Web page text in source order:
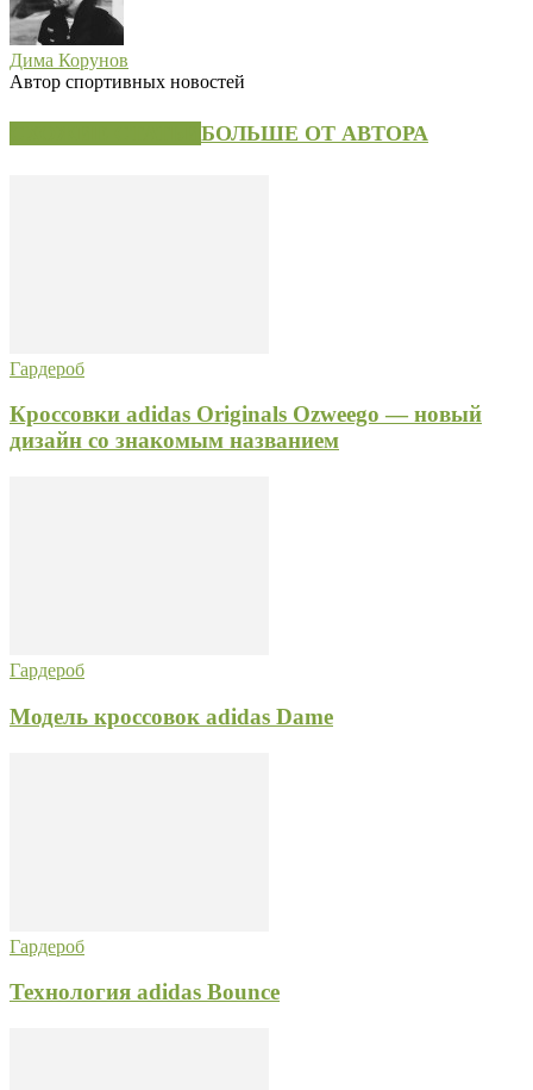
Дима Корунов
Автор спортивных новостей
БОЛЬШЕ ОТ АВТОРА
Гардероб
Кроссовки adidas Originals Ozweego — новый
дизайн со знакомым названием
Гардероб
Модель кроссовок adidas Dame
Гардероб
Технология adidas Bounce